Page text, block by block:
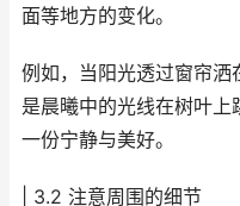
面等地方的变化。
例如，当阳光透过窗帘
是晨曦中的光线在树叶
一份宁静与美好。
| 3.2 注意周围的细节